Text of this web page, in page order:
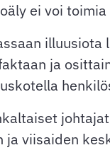
ei voi
ja
viisaiden